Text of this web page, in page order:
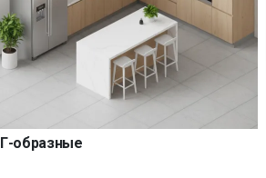
Г-образные